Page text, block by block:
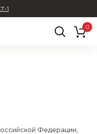
1
0
Федерации,